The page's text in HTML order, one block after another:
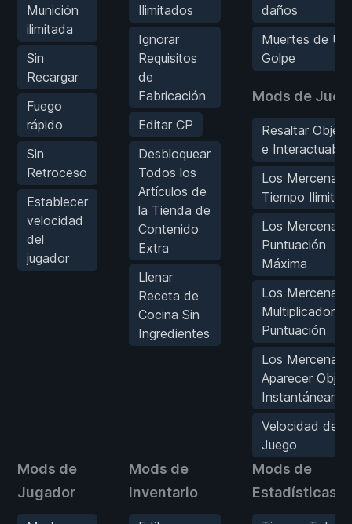
Munición
ilimitada
Sin
Recargar
Fuego
rápido
Sin
Retroceso
Establecer
velocidad
del
jugador
Ilimitados
Ignorar
Requisitos
de
Fabricación
Editar CP
Desbloquear
Todos los
Artículos de
la Tienda de
Contenido
Extra
Llenar
Receta de
Cocina Sin
Ingredientes
daños
Muertes de Un
Golpe
Mods de
Resaltar
e
Los
Tiempo
Los
Puntuación
Máxima
Los
Multiplicador
Puntuación
Los
Aparecer
Velocidad del
Juego
Mods de
Jugador
Mods de
Inventario
Mods de
Estadísticas